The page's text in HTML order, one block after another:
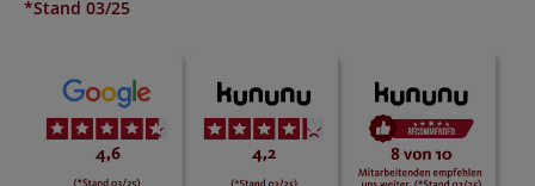
*Stand 03/25